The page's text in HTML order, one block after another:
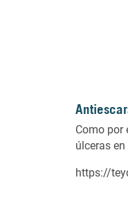
Como por
úlceras
https://